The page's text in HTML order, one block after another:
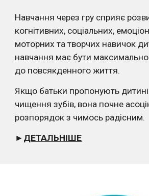
Навчання через гру сприяє
когнітивних, соціальних,
моторних та творчих навичок
навчання має бути
до повсякденного життя.
Якщо батьки пропонують
чищення зубів, вона почне
розпорядок з чимось радісним.
► ДЕТАЛЬНІШЕ